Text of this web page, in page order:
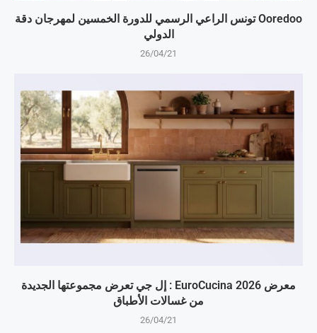
Ooredoo تونس الراعي الرسمي للدورة الخمسين لمهرجان دقة
الدولي
26/04/21
معرض EuroCucina 2026 : إل جي تعرض مجموعتها الجديدة
من غسالات الأطباق
26/04/21